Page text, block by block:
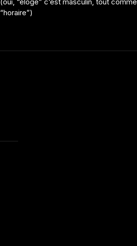
(oui, “éloge” c’est masculin, tout comme
“horaire”)